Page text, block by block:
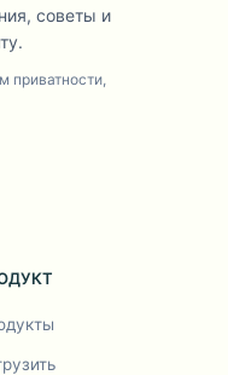
советы и
приватности,